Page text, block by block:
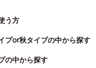
う方
プor秋タイプの中から探す
の中から探す